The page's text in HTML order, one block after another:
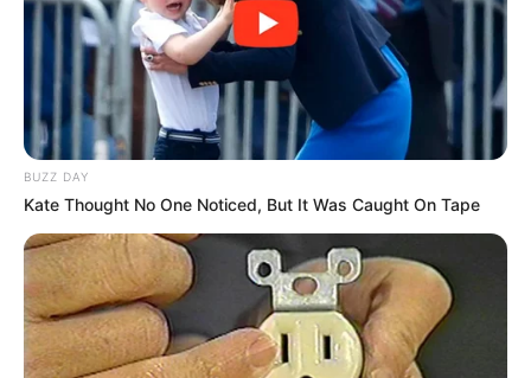
POWERBALL N° CHANCE
Les partants en lice pour la victoire au
Tiercé Quinté du jour
1 GOELAND D’HAUFOR
2 GALILEO BELLO
3 INEXESS BLEU
4 HANNIBAL TUILERIE
5 BORDEAUX S.
BUZZ DAY
Kate Thought No One Noticed, But It Was Caught On Tape